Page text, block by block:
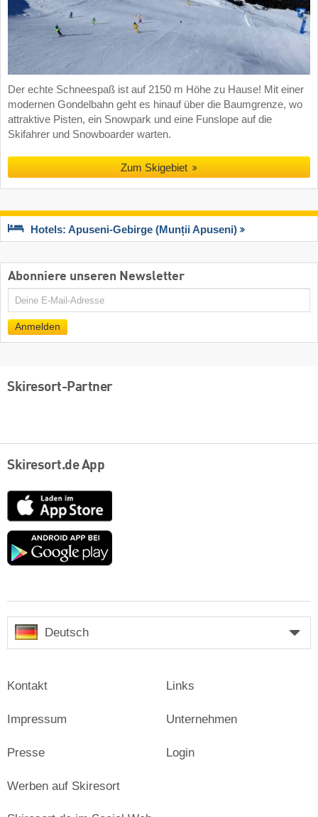
Der echte Schneespaß ist auf 2150 m Höhe zu Hause! Mit einer
modernen Gondelbahn geht es hinauf über die Baumgrenze, wo
attraktive Pisten, ein Snowpark und eine Funslope auf die
Skifahrer und Snowboarder warten.
Zum Skigebiet
Hotels: Apuseni-Gebirge (Munții Apuseni)
Abonniere unseren Newsletter
E-
Anmelden
Skiresort-Partner
Skiresort.de App
App
Store
Google
Deutsch
Kontakt
Impressum
Presse
Links
Unternehmen
Login
Werben auf Skiresort